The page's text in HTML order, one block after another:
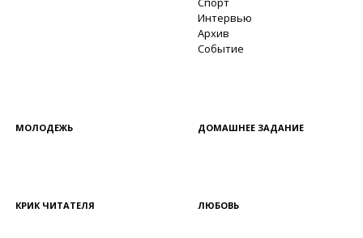
Интервью
Архив
Событие
МОЛОДЕЖЬ ДОМАШНЕЕ ЗАДАНИЕ
КРИК ЧИТАТЕЛЯ ЛЮБОВЬ